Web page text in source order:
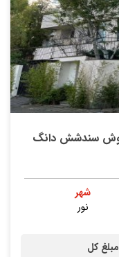
شهر
نور
مبلغ کل